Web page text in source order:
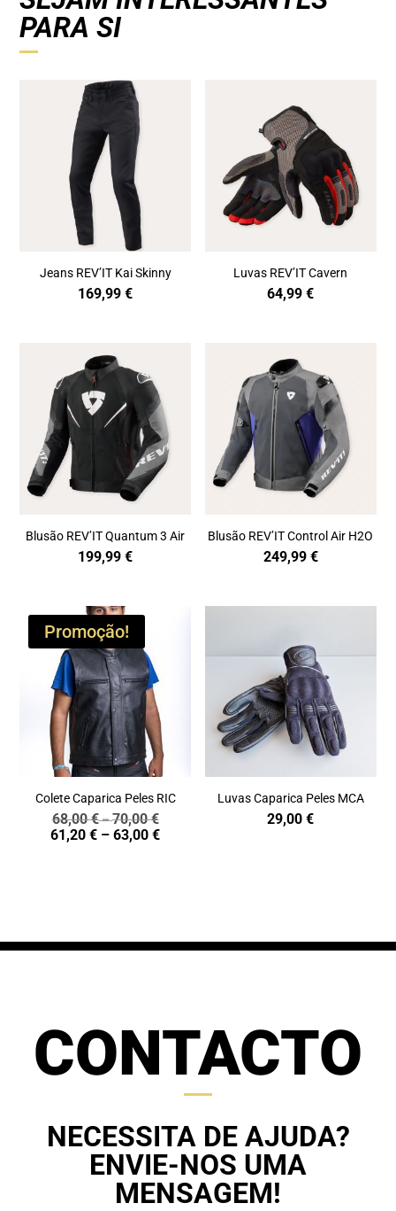
PARA SI
Jeans REV’IT Kai Skinny
169,99€
Luvas REV’IT Cavern
64,99€
Blusão REV’IT Quantum 3 Air
199,99€
Blusão REV’IT Control Air H2O
249,99 €
Promoção!
Colete Caparica Peles RIC
68,00€–70,00€Price
range:
61,20€ – 63,00€Price
Luvas Caparica Peles MCA
29,00€
CONTACTO
NECESSITA DE AJUDA?
ENVIE-NOS UMA
MENSAGEM!